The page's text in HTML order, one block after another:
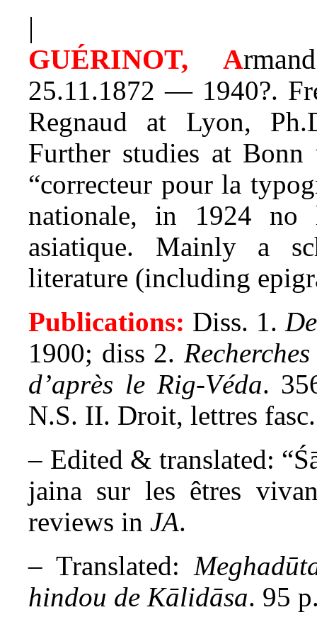
|
GUÉRINOT, A
25.11.1872 — 1940?.
Regnaud at Lyon,
Further studies at
“correcteur pour la
nationale, in 1924 no
asiatique. Mainly a
literature (including
Publications: Diss. 1.
1900; diss 2.
d’après le Rig-Véda.
N.S. II. Droit, lettres
– Edited & translated:
jaina sur les êtres
reviews in JA.
– Translated:
hindou de Kālidāsa. 95